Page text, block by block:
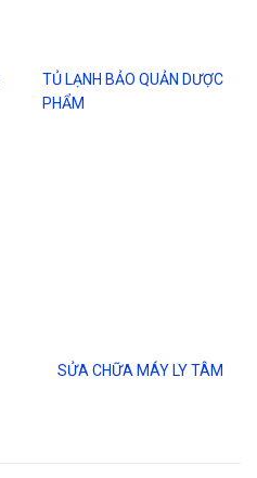
TỦ LẠNH BẢO QUẢN DƯỢC
PHẨM
SỬA CHỮA MÁY LY TÂM